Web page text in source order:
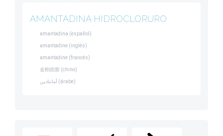
AMANTADINA HIDROCLORURO
amantadina (español)
amantadine (inglés)
amantadine (francés)
金刚烷胺 (chino)
أمانتادين (árabe)